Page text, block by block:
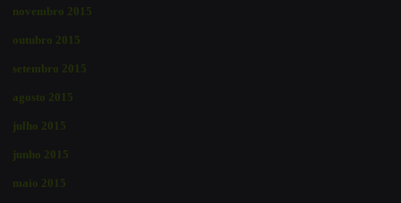
novembro 2015
outubro 2015
setembro 2015
agosto 2015
julho 2015
junho 2015
maio 2015